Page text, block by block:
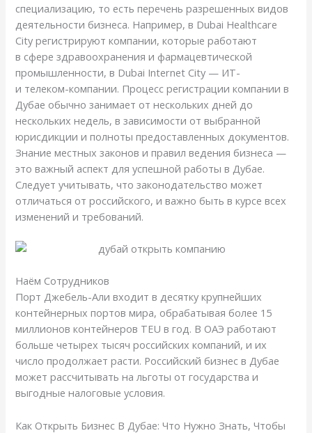
специализацию, то есть перечень разрешенных видов
деятельности бизнеса. Например, в Dubai Healthcare
City регистрируют компании, которые работают
в сфере здравоохранения и фармацевтической
промышленности, в Dubai Internet City — ИТ-
и телеком-компании. Процесс регистрации компании в
Дубае обычно занимает от нескольких дней до
нескольких недель, в зависимости от выбранной
юрисдикции и полноты предоставленных документов.
Знание местных законов и правил ведения бизнеса —
это важный аспект для успешной работы в Дубае.
Следует учитывать, что законодательство может
отличаться от российского, и важно быть в курсе всех
изменений и требований.
Наём Сотрудников
Порт Джебель-Али входит в десятку крупнейших
контейнерных портов мира, обрабатывая более 15
миллионов контейнеров TEU в год. В ОАЭ работают
больше четырех тысяч российских компаний, и их
число продолжает расти. Российский бизнес в Дубае
может рассчитывать на льготы от государства и
выгодные налоговые условия.
Как Открыть Бизнес В Дубае: Что Нужно Знать, Чтобы